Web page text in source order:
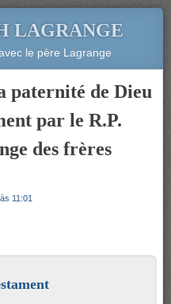
LAGRANGE
le père Lagrange
paternité de Dieu
par le R.P.
des frères
11:01